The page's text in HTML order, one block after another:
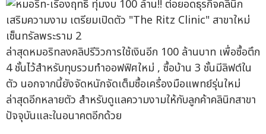
ล่าสุดหมอริทลงคลิปรีวิวการใช้เงินอีก 100 ล้านบาท เพื่อซื้อตึก
4 ชั้นไว้สำหรับทุบรวมทำออฟฟิศใหม่ , ซื้อบ้าน 3 ชั้นมีลิฟต์ใน
ตัว นอกจากนี้ยังจัดหนักจัดเต็มซื้อเครื่องมือแพทย์รุ่นใหม่
ล่าสุดอีกหลายตัว สำหรับดูแลความงามให้กับลูกค้าคลินิกสาขา
ปัจจุบันและในอนาคตอีกด้วย